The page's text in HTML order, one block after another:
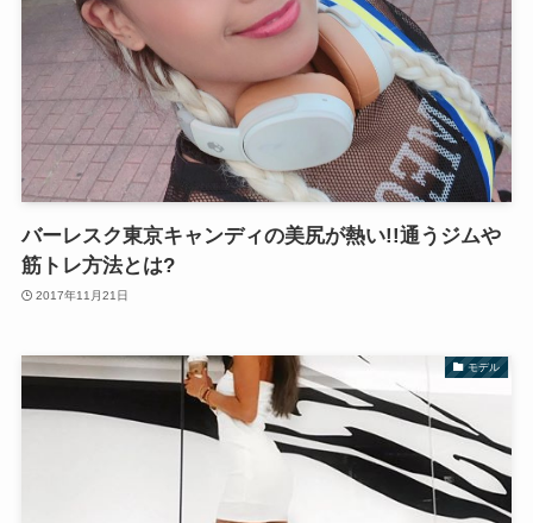
バーレスク東京キャンディの美尻が熱い!!通うジムや
筋トレ方法とは?
2017年11月21日
モデル